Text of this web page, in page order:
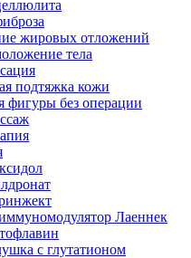
жировых отложений
тела
подтяжка кожи
фигуры без операции
Лаеннек
с глутатионом